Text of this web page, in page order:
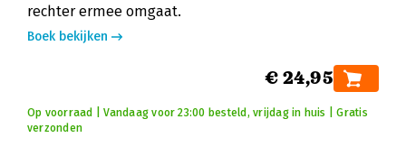
rechter ermee omgaat.
Boek bekijken
€ 24,95
Op voorraad | Vandaag voor 23:00 besteld, vrijdag in huis | Gratis
verzonden